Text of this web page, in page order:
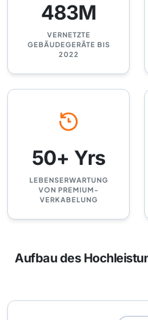
483M
VERNETZTE
GEBÄUDEGERÄTE BIS
2022
50+ Yrs
LEBENSERWARTUNG
VON PREMIUM-
VERKABELUNG
Aufbau des